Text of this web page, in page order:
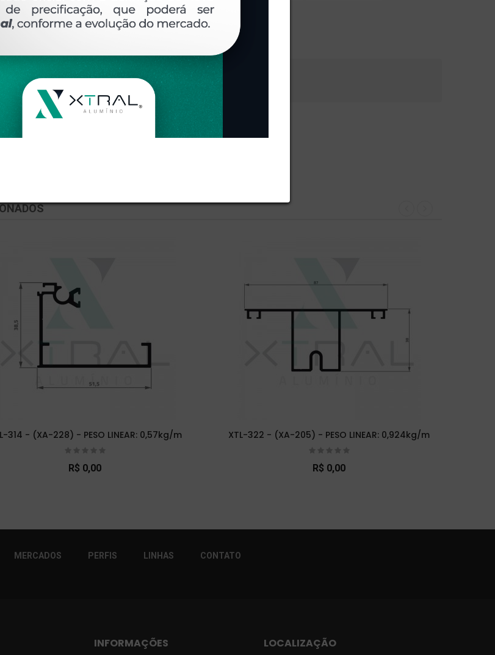
DESCRIÇÃO COMENTÁRIOS (0)
m.
314 - (XA-228) - PESO LINEAR: 0,57kg/m
R$ 0,00
XTL-322 - (XA-205) - PESO LINEAR: 0,924kg/m
R$ 0,00
MERCADOS PERFIS LINHAS CONTATO
INFORMAÇÕES LOCALIZAÇÃO